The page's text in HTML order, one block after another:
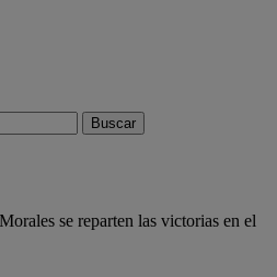
se reparten las victorias en el